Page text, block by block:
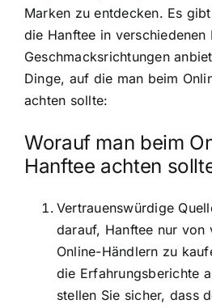
Marken zu entdecken. Es
die Hanftee in verschiedenen
Geschmacksrichtungen
Dinge, auf die man beim
achten sollte:
Worauf man beim
Hanftee achten
Vertrauenswürdige
darauf, Hanftee nur von
Online-Händlern zu
die Erfahrungsberichte
stellen Sie sicher, dass